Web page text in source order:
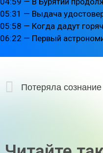
05:31 — Выдача
05:58 — Когда дадут
06:22 — Первый
Потеряла